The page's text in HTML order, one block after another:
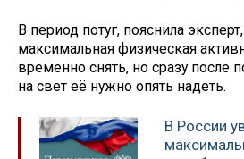
В период потуг, пояснила
максимальная физическая
временно снять, но сразу после
на свет её нужно опять надеть.
В России